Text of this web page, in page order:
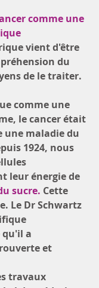
comme une
vient d'être
du
de le traiter.
comme une
le cancer était
une maladie du
1924, nous
leur énergie de
sucre. Cette
Le Dr Schwartz
a
et
travaux